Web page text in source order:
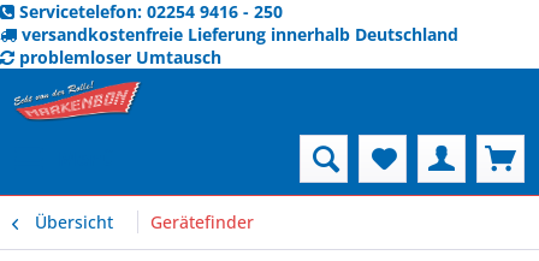
Servicetelefon: 02254 9416 - 250
versandkostenfreie Lieferung innerhalb Deutschland
problemloser Umtausch
Übersicht Gerätefinder